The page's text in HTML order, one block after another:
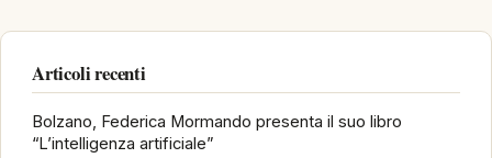
Articoli recenti
Bolzano, Federica Mormando presenta il suo libro
“L’intelligenza artificiale”